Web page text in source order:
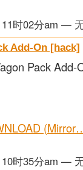
时02分am —
Add-On [hack]
Pack Add-
时35分am —